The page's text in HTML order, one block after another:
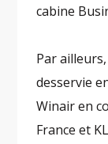
cabine
Par
desservie
Winair en
France et